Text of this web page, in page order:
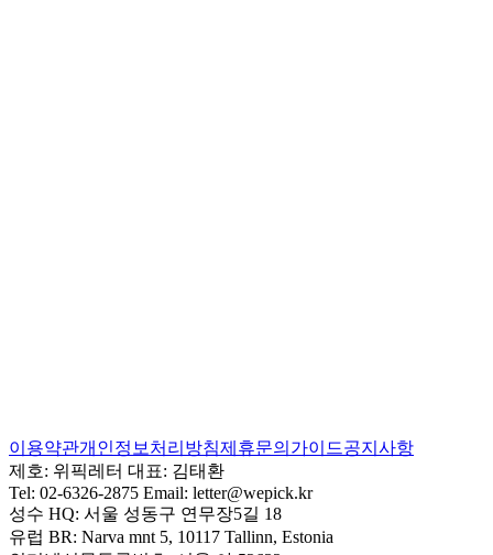
이용약관개인정보처리방침제휴문의 가이드공지사항
제호: 위픽레터 대표: 김태환
Tel: 02-6326-2875 Email: letter@wepick.kr
성수 HQ: 서울 성동구 연무장5길 18
유럽 BR: Narva mnt 5, 10117 Tallinn, Estonia